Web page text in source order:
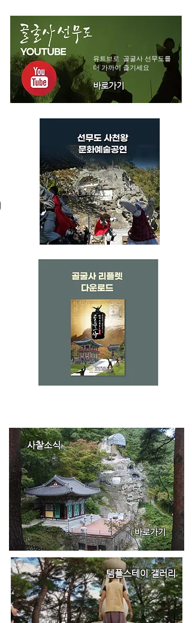
유트브로 골굴사 선무도를
더 가까이 즐기세요
바로가기
사찰소식
바로가기
템플스테이 갤러리